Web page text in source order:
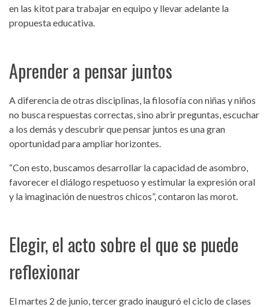
en las kitot para trabajar en equipo y llevar adelante la
propuesta educativa.
Aprender a pensar juntos
A diferencia de otras disciplinas, la filosofía con niñas y niños
no busca respuestas correctas, sino abrir preguntas, escuchar
a los demás y descubrir que pensar juntos es una gran
oportunidad para ampliar horizontes.
“Con esto, buscamos desarrollar la capacidad de asombro,
favorecer el diálogo respetuoso y estimular la expresión oral
y la imaginación de nuestros chicos”, contaron las morot.
Elegir, el acto sobre el que se puede
reflexionar
El martes 2 de junio, tercer grado inauguró el ciclo de clases